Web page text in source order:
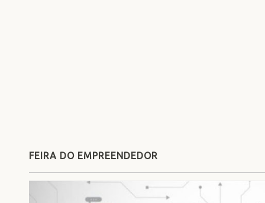
FEIRA DO EMPREENDEDOR